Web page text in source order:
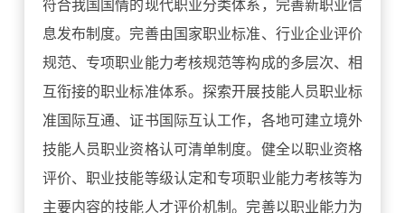
符合我国国情的现代职业分类体系，完善新职业信
息发布制度。完善由国家职业标准、行业企业评价
规范、专项职业能力考核规范等构成的多层次、相
互衔接的职业标准体系。探索开展技能人员职业标
准国际互通、证书国际互认工作，各地可建立境外
技能人员职业资格认可清单制度。健全以职业资格
评价、职业技能等级认定和专项职业能力考核等为
主要内容的技能人才评价机制。完善以职业能力为